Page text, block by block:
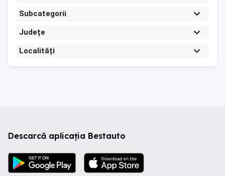
Subcategorii
Județe
Localități
Descarcă aplicația Bestauto